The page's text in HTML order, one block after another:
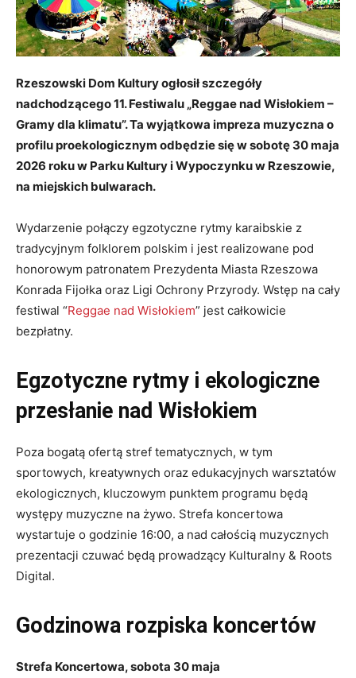
Rzeszowski Dom Kultury ogłosił szczegóły
nadchodzącego 11. Festiwalu „Reggae nad Wisłokiem –
Gramy dla klimatu”. Ta wyjątkowa impreza muzyczna o
profilu proekologicznym odbędzie się w sobotę 30 maja
2026 roku w Parku Kultury i Wypoczynku w Rzeszowie,
na miejskich bulwarach.
Wydarzenie połączy egzotyczne rytmy karaibskie z
tradycyjnym folklorem polskim i jest realizowane pod
honorowym patronatem Prezydenta Miasta Rzeszowa
Konrada Fijołka oraz Ligi Ochrony Przyrody. Wstęp na cały
festiwal “Reggae nad Wisłokiem” jest całkowicie
bezpłatny.
Egzotyczne rytmy i ekologiczne
przesłanie nad Wisłokiem
Poza bogatą ofertą stref tematycznych, w tym
sportowych, kreatywnych oraz edukacyjnych warsztatów
ekologicznych, kluczowym punktem programu będą
występy muzyczne na żywo. Strefa koncertowa
wystartuje o godzinie 16:00, a nad całością muzycznych
prezentacji czuwać będą prowadzący Kulturalny & Roots
Digital.
Godzinowa rozpiska koncertów
Strefa Koncertowa, sobota 30 maja